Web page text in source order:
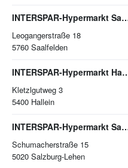
INTERSPAR-
Leogangerstraße 18
5760 Saalfelden
INTERSPAR-
Kletzlgutweg 3
5400 Hallein
INTERSPAR-
Schumacherstraße 15
5020 Salzburg-Lehen